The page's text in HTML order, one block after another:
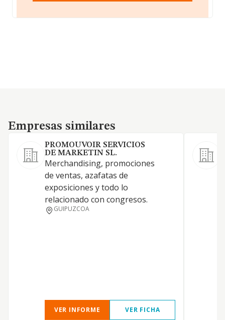
Empresas similares
Empresas similares
PROMOUVOIR SERVICIOS
DE MARKETIN SL.
Merchandising, promociones
de ventas, azafatas de
exposiciones y todo lo
relacionado con congresos.
GUIPUZCOA
VER INFORME VER FICHA